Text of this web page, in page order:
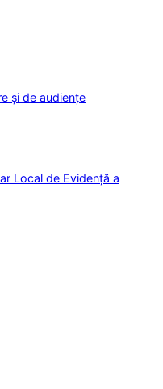
și de audiențe
Local de Evidență a